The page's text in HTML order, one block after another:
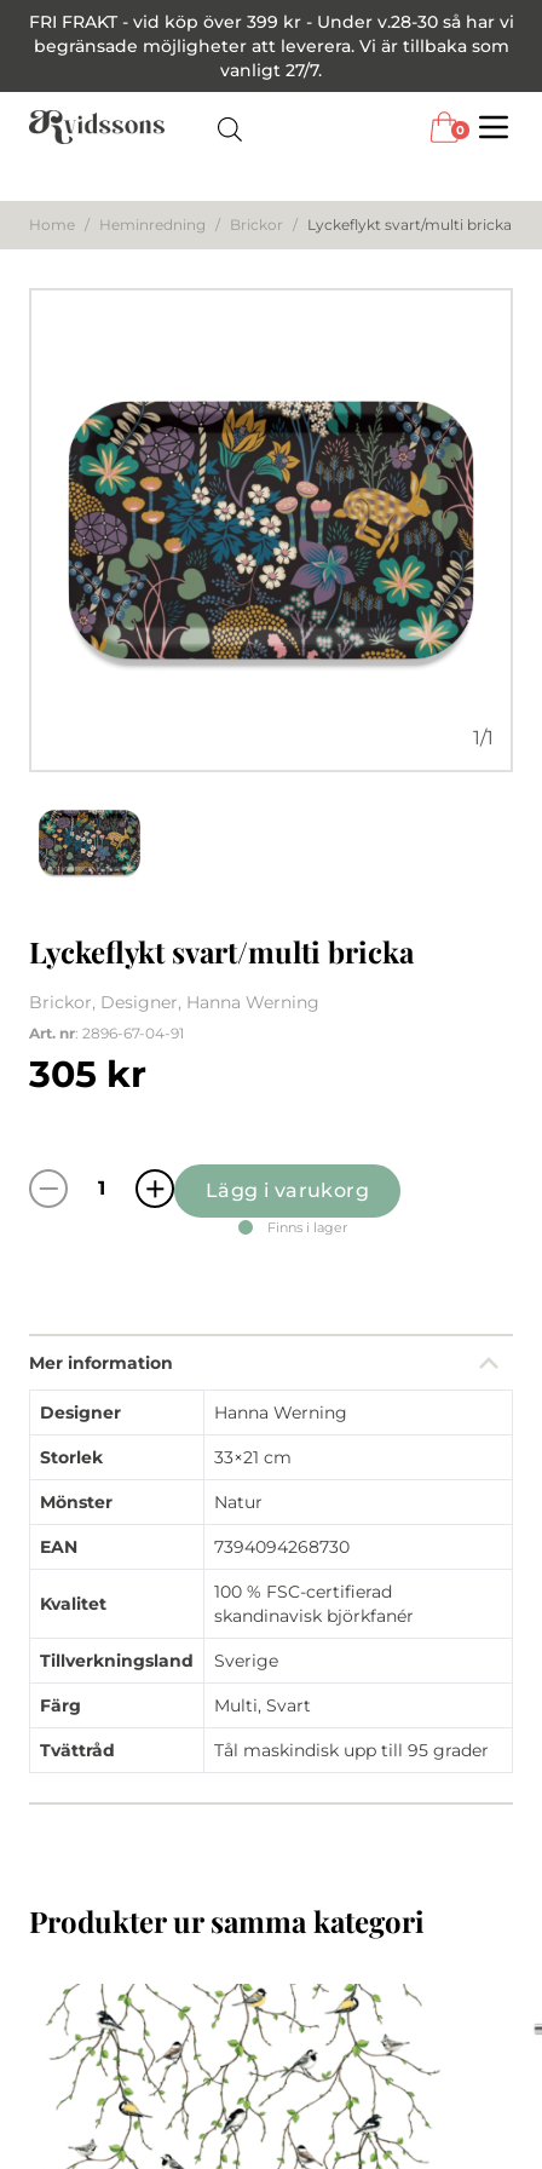
FRI FRAKT - vid köp över 399 kr - Under v.28-30 så har vi
begränsade möjligheter att leverera. Vi är tillbaka som
vanligt 27/7.
0
Home / Heminredning / Brickor / Lyckeflykt svart/multi bricka
1/1
Lyckeflykt svart/multi bricka
Brickor, Designer, Hanna Werning
Art. nr: 2896-67-04-91
305 kr
Lyckeflykt svart/multi bricka quantity
Lägg i varukorg
Finns i lager
Mer information
Designer Hanna Werning
Storlek 33×21 cm
Mönster Natur
EAN 7394094268730
Kvalitet
100 % FSC-certifierad
skandinavisk björkfanér
Tillverkningsland Sverige
Färg Multi, Svart
Tvättråd Tål maskindisk upp till 95 grader
Produkter ur samma kategori